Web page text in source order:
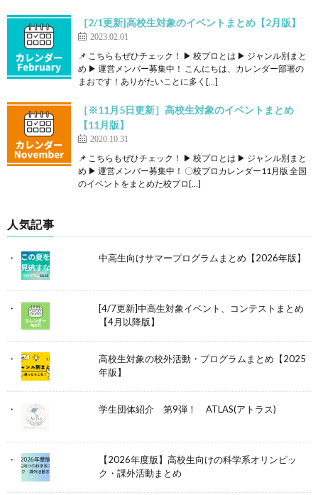
［2/1更新]高校生対象のイベントまとめ【2月版】
2023.02.01
📌 こちらもぜひチェック！ ▶ 校プロとは ▶ ジャンル別まと
め ▶ 運営メンバー募集中！ こんにちは、カレンダー部署の
まおです！ありがたいことに多く[…]
［※11月5日更新］高校生対象のイベントまとめ
【11月版】
2020.10.31
📌 こちらもぜひチェック！ ▶ 校プロとは ▶ ジャンル別まと
め ▶ 運営メンバー募集中！ 〇校プロカレンダー11月版 全国
のイベントをまとめた校プロ[…]
人気記事
中高生向けサマープログラムまとめ【2026年版】
[4/7更新]中高生対象イベント、コンテストまとめ
【4月以降版】
高校生対象の校外活動・プログラムまとめ【2025
年版】
学生団体紹介 第9弾！ ATLAS(アトラス)
【2026年度版】高校生向けの科学系オリンピッ
ク・課外活動まとめ